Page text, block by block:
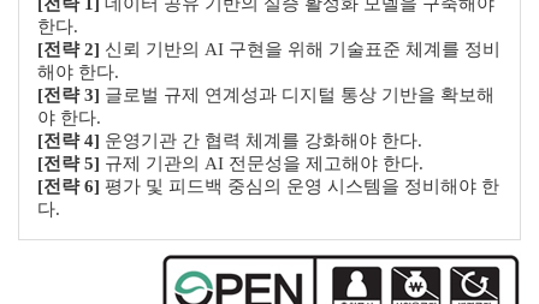
한다.
[전략 2] 신뢰 기반의 AI 구현을 위해 기술표준 체계를 정비
해야 한다.
[전략 3] 글로벌 규제 연계성과 디지털 통상 기반을 확보해
야 한다.
[전략 4] 운영기관 간 협력 체계를 강화해야 한다.
[전략 5] 규제 기관의 AI 전문성을 제고해야 한다.
[전략 6] 평가 및 피드백 중심의 운영 시스템을 정비해야 한
다.